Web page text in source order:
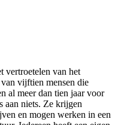
vertroetelen van het
van vijftien mensen die
al meer dan tien jaar voor
aan niets. Ze krijgen
en mogen werken in een